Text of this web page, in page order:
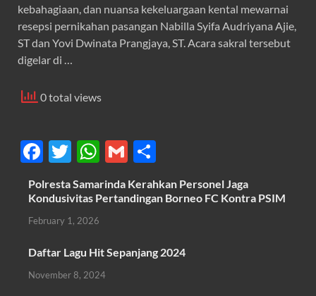
kebahagiaan, dan nuansa kekeluargaan kental mewarnai
resepsi pernikahan pasangan Nabilla Syifa Audriyana Ajie,
ST dan Yovi Dwinata Prangjaya, ST. Acara sakral tersebut
digelar di …
0 total views
F
ac
e
b
o
o
k
T
w
itt
er
W
h
at
A
p
p
G
m
ail
h
ar
Polresta Samarinda Kerahkan Personel Jaga
Kondusivitas Pertandingan Borneo FC Kontra PSIM
February 1, 2026
Daftar Lagu Hit Sepanjang 2024
November 8, 2024